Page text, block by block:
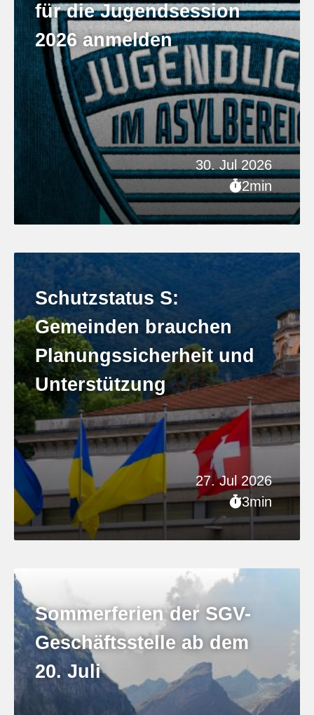
30. Jul 2026
2min
für die Jugendsession
2026 anmelden
27. Jul 2026
3min
Schutzstatus S:
Gemeinden brauchen
Planungssicherheit und
Unterstützung
Sommerferien der SGV-
Geschäftsstelle ab dem
20. Juli